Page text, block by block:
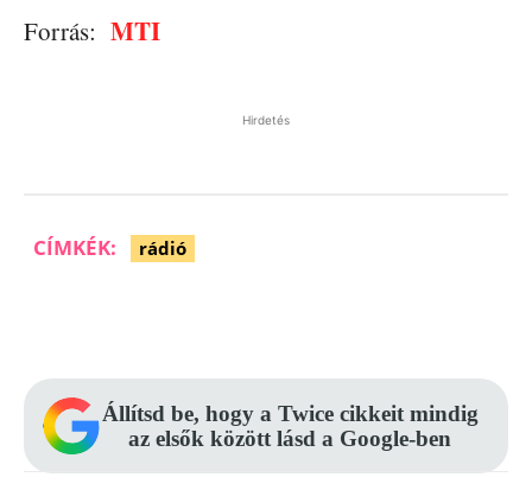
Forrás: MTI
Hirdetés
CÍMKÉK: rádió
Állítsd be, hogy a Twice cikkeit mindig
az elsők között lásd a Google-ben